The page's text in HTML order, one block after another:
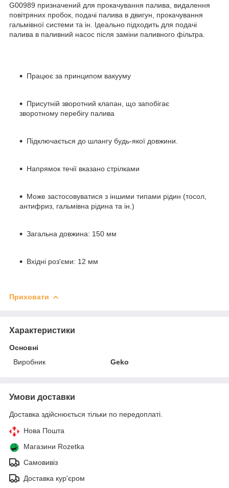
G00989 призначений для прокачування палива, видалення
повітряних пробок, подачі палива в двигун, прокачування
гальмівної системи та ін. Ідеально підходить для подачі
палива в паливний насос після заміни паливного фільтра.
Працює за принципом вакууму
Присутній зворотний клапан, що запобігає
зворотному перебігу палива
Підключається до шлангу будь-якої довжини.
Напрямок течії вказано стрілками
Може застосовуватися з іншими типами рідин (тосол,
антифриз, гальмівна рідина та ін.)
Загальна довжина: 150 мм
Вхідні роз'єми: 12 мм
Приховати
Характеристики
Основні
Виробник
Geko
Умови доставки
Доставка здійснюється тільки по передоплаті.
Нова Пошта
Магазини Rozetka
Самовивіз
Доставка кур'єром